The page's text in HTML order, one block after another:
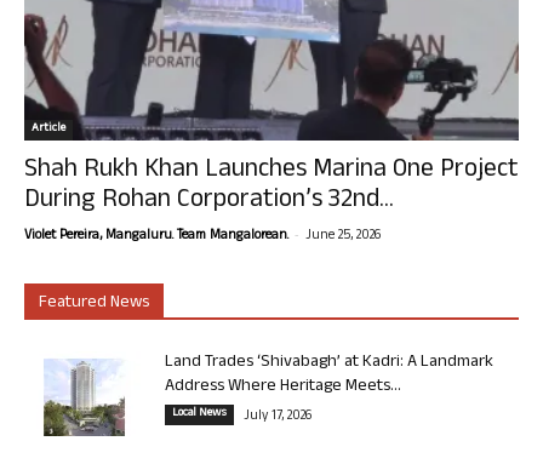
Article
Shah Rukh Khan Launches Marina One Project
During Rohan Corporation’s 32nd...
Violet Pereira, Mangaluru. Team Mangalorean. - June 25, 2026
Featured News
Land Trades ‘Shivabagh’ at Kadri: A Landmark
Address Where Heritage Meets...
Local News July 17, 2026